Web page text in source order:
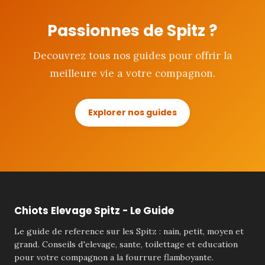
Passionnes de Spitz ?
Decouvrez tous nos guides pour offrir la
meilleure vie a votre compagnon.
Explorer nos guides
Chiots Elevage Spitz - Le Guide
Le guide de reference sur les Spitz : nain, petit, moyen et
grand. Conseils d'elevage, sante, toilettage et education
pour votre compagnon a la fourrure flamboyante.